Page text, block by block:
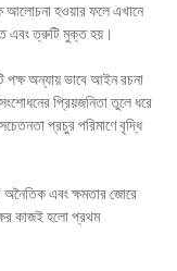
আলোচনা হওয়ার ফলে এখানে
এবং ত্রুটি মুক্ত হয়।
পক্ষ অন্যায় ভাবে আইন রচনা
প্রিয়জনিতা তুলে ধরে
প্রচুর পরিমাণে বৃদ্ধি
এবং ক্ষমতার জোরে
কাজই হলো প্রথম